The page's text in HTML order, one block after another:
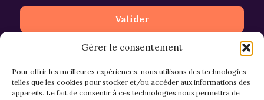
Gérer le consentement
Pour offrir les meilleures expériences, nous utilisons des technologies
telles que les cookies pour stocker et/ou accéder aux informations des
appareils. Le fait de consentir à ces technologies nous permettra de